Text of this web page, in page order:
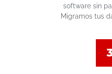
software sin
Migramos tus